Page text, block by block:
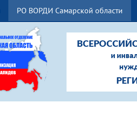
РО ВОРДИ Самарской области
и